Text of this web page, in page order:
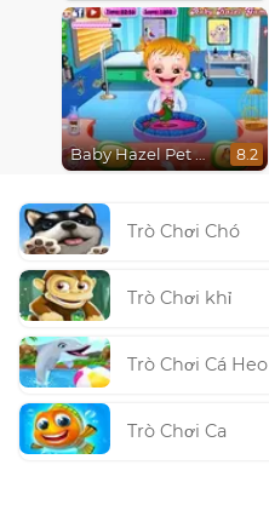
Baby Hazel Pet Doctor 8.2
Trò Chơi Chó
Trò Chơi khỉ
Trò Chơi Cá Heo
Trò Chơi Ca